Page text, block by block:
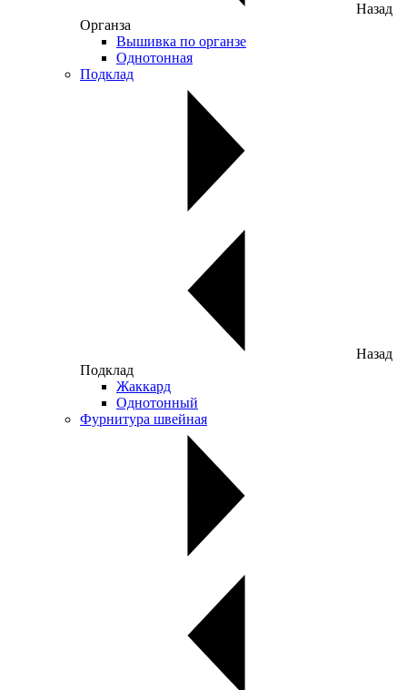
Назад
Органза
Вышивка по органзе
Однотонная
Подклад
Назад
Подклад
Жаккард
Однотонный
Фурнитура швейная